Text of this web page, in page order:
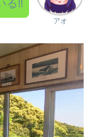
アオ
る‼